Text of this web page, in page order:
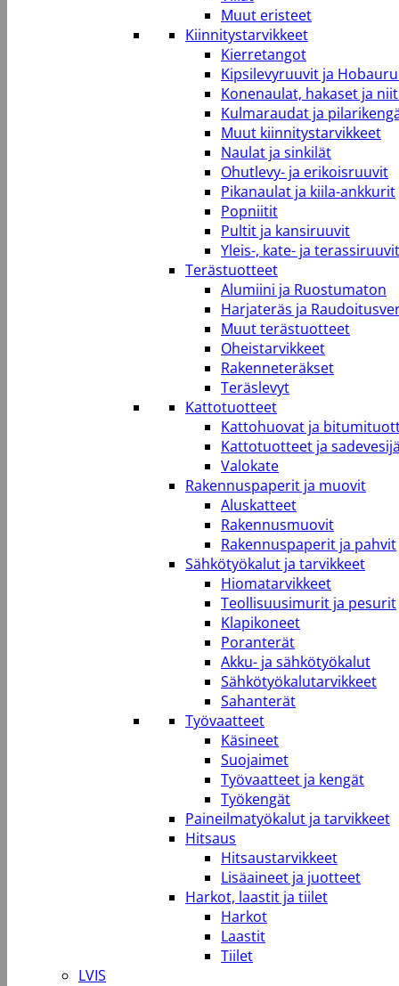
Muut eristeet
Kiinnitystarvikkeet
Kierretangot
Kipsilevyruuvit ja
Konenaulat, hakaset ja
Kulmaraudat ja
Muut kiinnitystarvikkeet
Naulat ja sinkilät
Ohutlevy- ja erikoisruuvit
Pikanaulat ja kiila-ankkurit
Popniitit
Pultit ja kansiruuvit
Yleis-, kate- ja terassiruuvit
Terästuotteet
Alumiini ja Ruostumaton
Harjateräs ja
Muut terästuotteet
Oheistarvikkeet
Rakenneteräkset
Teräslevyt
Kattotuotteet
Kattohuovat ja
Kattotuotteet ja
Valokate
Rakennuspaperit ja muovit
Aluskatteet
Rakennusmuovit
Rakennuspaperit ja pahvit
Sähkötyökalut ja tarvikkeet
Hiomatarvikkeet
Teollisuusimurit ja pesurit
Klapikoneet
Poranterät
Akku- ja sähkötyökalut
Sähkötyökalutarvikkeet
Sahanterät
Työvaatteet
Käsineet
Suojaimet
Työvaatteet ja kengät
Työkengät
Paineilmatyökalut ja tarvikkeet
Hitsaus
Hitsaustarvikkeet
Lisäaineet ja juotteet
Harkot, laastit ja tiilet
Harkot
Laastit
Tiilet
LVIS